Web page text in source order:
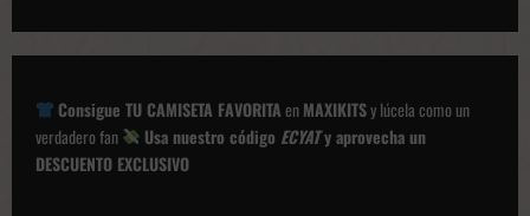
a
i
ó
Consigue TU CAMISETA FAVORITAenMAXIKITSy lúcela como un
verdadero fan
Usa nuestro código ECYATy aprovecha un
DESCUENTO EXCLUSIVO